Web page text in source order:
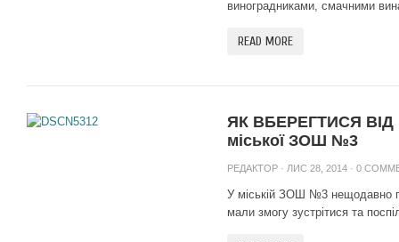
виноградниками, смачними
READ MORE
ЯК ВБЕРЕГТИСЯ ВІД
міської ЗОШ №3
РЕДАКТОР · ЛИС 28, 2014 · 0
У міській ЗОШ №3 нещодавно
мали змогу зустрітися та